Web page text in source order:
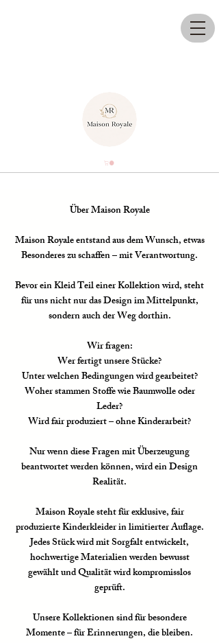
Über Maison Royale
Maison Royale entstand aus dem Wunsch, etwas
Besonderes zu schaffen – mit Verantwortung.
Bevor ein Kleid Teil einer Kollektion wird, steht
für uns nicht nur das Design im Mittelpunkt,
sondern auch der Weg dorthin.
Wir fragen:
Wer fertigt unsere Stücke?
Unter welchen Bedingungen wird gearbeitet?
Woher stammen Stoffe wie Baumwolle oder
Leder?
Wird fair produziert – ohne Kinderarbeit?
Nur wenn diese Fragen mit Überzeugung
beantwortet werden können, wird ein Design
Realität.
Maison Royale steht für exklusive, fair
produzierte Kinderkleider in limitierter Auflage.
Jedes Stück wird mit Sorgfalt entwickelt,
hochwertige Materialien werden bewusst
gewählt und Qualität wird kompromisslos
geprüft.
Unsere Kollektionen sind für besondere
Momente – für Erinnerungen, die bleiben.